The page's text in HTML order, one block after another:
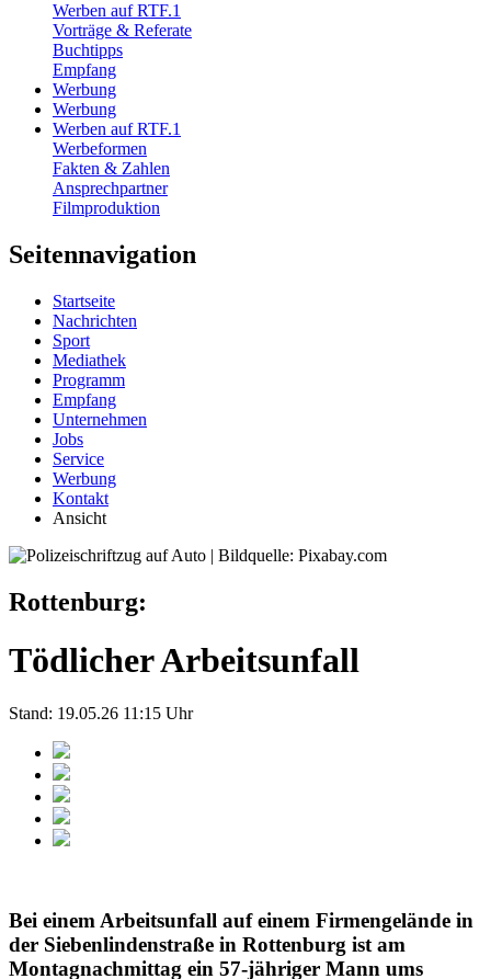
Werben auf RTF.1
Vorträge & Referate
Buchtipps
Empfang
Werbung
Werbung
Werben auf RTF.1
Werbeformen
Fakten & Zahlen
Ansprechpartner
Filmproduktion
Seitennavigation
Startseite
Nachrichten
Sport
Mediathek
Programm
Empfang
Unternehmen
Jobs
Service
Werbung
Kontakt
Ansicht
Rottenburg:
Tödlicher Arbeitsunfall
Stand: 19.05.26 11:15 Uhr
Bei einem Arbeitsunfall auf einem Firmengelände in
der Siebenlindenstraße in Rottenburg ist am
Montagnachmittag ein 57-jähriger Mann ums